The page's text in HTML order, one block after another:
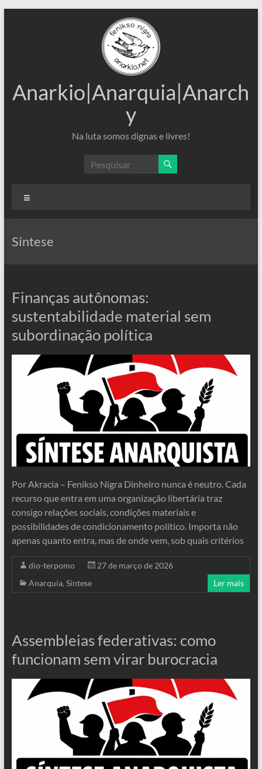
Anarkio|Anarquia|Anarch
y
Na luta somos dignas e livres!
Síntese
Finanças autônomas:
sustentabilidade material sem
subordinação política
Por Akracia – Fenikso Nigra Dinheiro nunca é neutro. Cada
recurso que entra em uma organização libertária traz
consigo relações sociais, condições materiais e
possibilidades de condicionamento político. Importa não
apenas quanto entra, mas de onde vem, sob quais critérios
dio-terpomo
27 de março de 2026
Anarquia, Síntese Ler mais
Assembleias federativas: como
funcionam sem virar burocracia